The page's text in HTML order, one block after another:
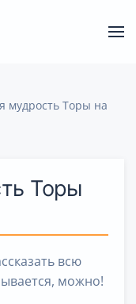
мудрость Торы на
Торы
всю
можно!